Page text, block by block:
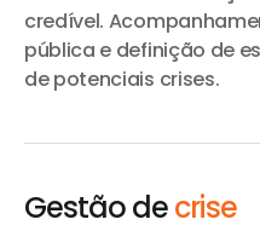
credível.
pública e definição de
de potenciais crises.
Gestão decrise